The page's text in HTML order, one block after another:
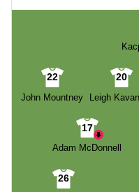
22
John Mountney
20
Leigh
17
Adam McDonnell
26